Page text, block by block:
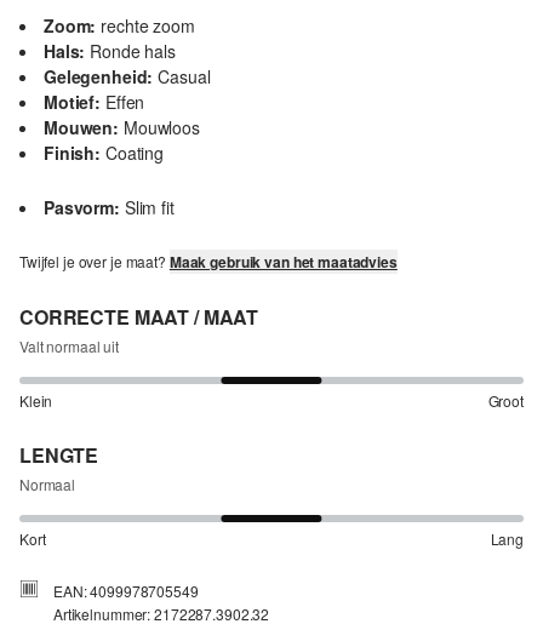
Zoom: rechte zoom
Hals: Ronde hals
Gelegenheid: Casual
Motief: Effen
Mouwen: Mouwloos
Finish: Coating
Pasvorm: Slim fit
Twijfel je over je maat? Maak gebruik van het maatadvies
CORRECTE MAAT / MAAT
Valt normaal uit
Klein Groot
LENGTE
Normaal
Kort Lang
EAN: 4099978705549
Artikelnummer: 2172287.3902.32